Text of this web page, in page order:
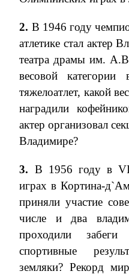
2. В 1946 году
атлетике стал актер
театра драмы им.
весовой категории
тяжелоатлет, какой
наградили
актер организовал
Владимире?
3. В 1956 году в
играх в Кортина-
приняли участие
числе и два
проходили забеги
спортивные
земляки? Рекорд